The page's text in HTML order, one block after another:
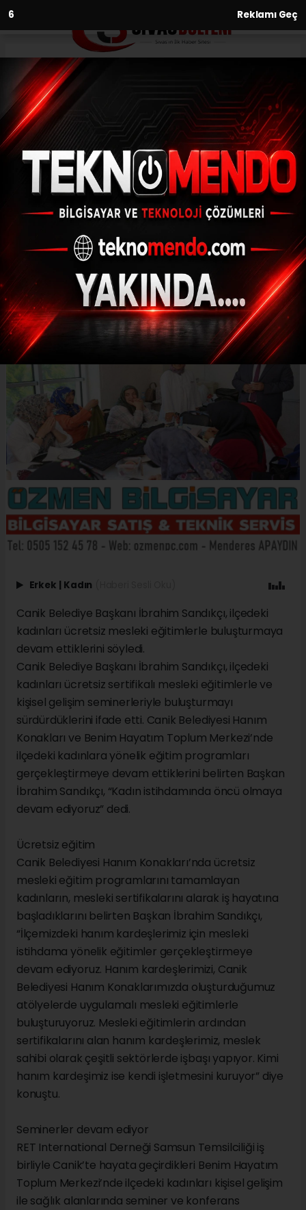
5 Reklamı Geç
Anasayfa Ekonomi
Canik’te kadınlara ücretsiz
mesleki eğitim desteği
EKONOMI
(İHA) - İhlas Haber Ajansı | 30.09.2024 - 16:04, Güncelleme:
30.09.2024 - 15:36
Canik’te kadınlara ücretsiz mesleki eğitim
desteği
ABONE OL
Erkek | Kadın
Canik Belediye Başkanı İbrahim Sandıkçı, ilçedeki
kadınları ücretsiz mesleki eğitimlerle buluşturmaya
devam ettiklerini söyledi.
Canik Belediye Başkanı İbrahim Sandıkçı, ilçedeki
kadınları ücretsiz sertifikalı mesleki eğitimlerle ve
kişisel gelişim seminerleriyle buluşturmayı
sürdürdüklerini ifade etti. Canik Belediyesi Hanım
Konakları ve Benim Hayatım Toplum Merkezi’nde
ilçedeki kadınlara yönelik eğitim programları
gerçekleştirmeye devam ettiklerini belirten Başkan
İbrahim Sandıkçı, “Kadın istihdamında öncü olmaya
devam ediyoruz” dedi.
Ücretsiz eğitim
Canik Belediyesi Hanım Konakları’nda ücretsiz
mesleki eğitim programlarını tamamlayan
kadınların, mesleki sertifikalarını alarak iş hayatına
başladıklarını belirten Başkan İbrahim Sandıkçı,
“İlçemizdeki hanım kardeşlerimiz için mesleki
istihdama yönelik eğitimler gerçekleştirmeye
devam ediyoruz. Hanım kardeşlerimizi, Canik
Belediyesi Hanım Konaklarımızda oluşturduğumuz
atölyelerde uygulamalı mesleki eğitimlerle
buluşturuyoruz. Mesleki eğitimlerin ardından
sertifikalarını alan hanım kardeşlerimiz, meslek
sahibi olarak çeşitli sektörlerde işbaşı yapıyor. Kimi
hanım kardeşimiz ise kendi işletmesini kuruyor” diye
konuştu.
Seminerler devam ediyor
RET International Derneği Samsun Temsilciliği iş
birliyle Canik’te hayata geçirdikleri Benim Hayatım
Toplum Merkezi’nde ilçedeki kadınları kişisel gelişim
ile sağlık alanlarında seminer ve konferans